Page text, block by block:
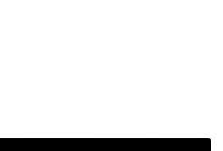
Olumlu Yönleri